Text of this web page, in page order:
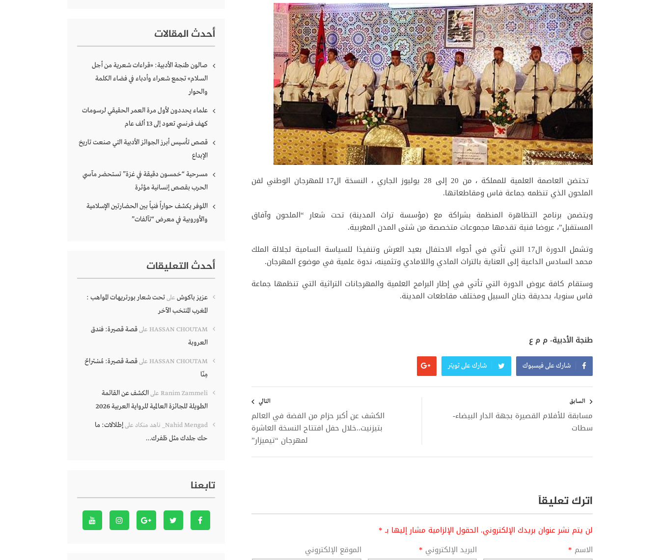
تحتضن العاصمة العلمية للمملكة ، من 20 إلى 28 يوليوز الجاري ، النسخة ال17 للمهرجان الوطني لفن
الملحون الذي تنظمه جماعة فاس ومقاطعاتها.
ويتضمن برنامج التظاهرة المنظمة بشراكة مع (مؤسسة تراث المدينة) تحت شعار “الملحون وآفاق
المستقبل”، عروضا فنية تقدمها مجموعات متخصصة من شتى المدن المغربية.
وتشمل الدورة ال17 التي تأتي في أجواء الاحتفال بعيد العرش وتنفيذا للسياسة السامية لجلالة الملك
محمد السادس الداعية إلى العناية بالتراث المادي واللامادي وتثمينه، ندوة علمية في موضوع المهرجان.
وستقام كافة عروض الدورة التي تأتي في إطار البرامج العلمية والمهرجانات التراثية التي تنظمها جماعة
فاس سنويا، بحديقة جنان السبيل ومختلف مقاطعات المدينة.
طنجة الأدبية- م م ع
شارك على فيسبوك شارك على تويتر
المقالات
السابق
مسابقة للأفلام القصيرة بجهة الدار البيضاء-
سطات
التالي
الكشف عن أكبر حزام من الفضة في العالم
بتيزنيت..خلال حفل افتتاح النسخة العاشرة
لمهرجان “تيميزار”
اترك تعليقاً
لن يتم نشر عنوان بريدك الإلكتروني. الحقول الإلزامية مشار إليها بـ*
الاسم * البريد الإلكتروني * الموقع الإلكتروني
أحدث المقالات
صالون طنجة الأدبية: «قراءات شعرية من أجل
السلام» تجمع شعراء وأدباء في فضاء الكلمة
والحوار
علماء يحددون لأول مرة العمر الحقيقي لرسومات
كهف فرنسي تعود إلى 13 ألف عام
قصص تأسيس أبرز الجوائز الأدبية التي صنعت تاريخ
الإبداع
مسرحية “خمسون دقيقة في غزة” تستحضر مآسي
الحرب بقصص إنسانية مؤثرة
اللوفر يكشف حواراً فنياً بين الحضارتين الإسلامية
والأوروبية في معرض “تآلفات”
أحدث التعليقات
عزيز باكوش علىتحت شعار بورتريهات المواهب :
المغرب المنتخب الآخر
HASSAN CHOUTAM علىقصة قصيرة: فندق
العروبة
HASSAN CHOUTAM علىقصة قصيرة: مُسْتراحٌ
مِنّا
Ranim Zammeli علىالكشف عن القائمة
الطويلة للجائزة العالمية للرواية العربية 2026
Nahid Mengad_ ناهد منكاد علىإطلالات: ما
حك جلدك مثل ظفرك…
تابعنا